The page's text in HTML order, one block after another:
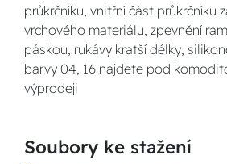
průkrčníku, vnitřní část průkrčníku
vrchového materiálu, zpevnění
páskou, rukávy kratší délky,
barvy 04, 16 najdete pod
výprodeji
Soubory ke stažení